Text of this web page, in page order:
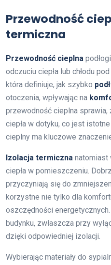
Przewodność
termiczna
Przewodność cieplna
odczuciu ciepła lub chłodu
która definiuje, jak szybko
otoczenia, wpływając na
przewodność cieplna
ciepła w dotyku, co jest
cieplny ma kluczowe
Izolacja termiczna natomiast
ciepła w pomieszczeniu.
przyczyniają się do
korzystne nie tylko dla
oszczędności
budynku, zwłaszcza przy
dzięki odpowiedniej izolacji.
Wybierając materiały do